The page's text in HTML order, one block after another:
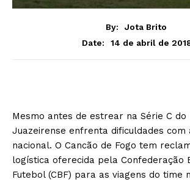
By:
Jota Brito
Date:
14 de abril de
Mesmo antes de estrear na Série C do
Juazeirense enfrenta dificuldades com
nacional. O Cancão de Fogo tem
logística oferecida pela Confederação
Futebol (CBF) para as viagens do time